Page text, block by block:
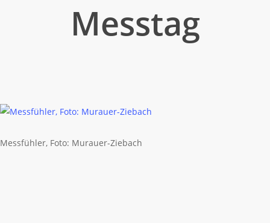
Messtag
Messfühler, Foto: Murauer-Ziebach